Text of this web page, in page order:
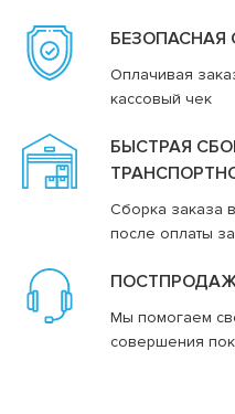
БЕЗОПАСНАЯ
Оплачивая
кассовый чек
БЫСТРАЯ
Сборка заказа
после оплаты
Мы помогаем
совершения